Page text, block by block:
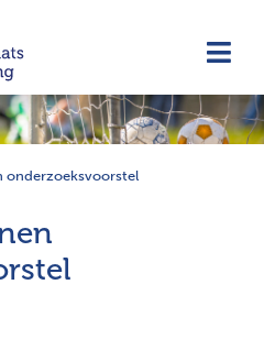
onderzoeksvoorstel